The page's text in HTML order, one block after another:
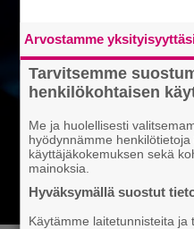
Arvostamme
Tarvitsemme
henkilökohtaisen
Me ja huolellisesti
hyödynnämme
käyttäjäkokemuksen sekä
mainoksia.
Hyväksymällä suostut
Käytämme laitetunnisteita ja